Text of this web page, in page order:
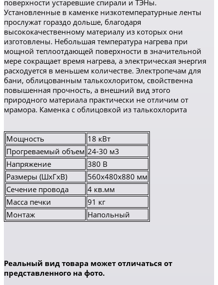
поверхности устаревшие спирали и ТЭНы.
Установленные в каменке низкотемпературные ленты
прослужат гораздо дольше, благодаря
высококачественному материалу из которых они
изготовлены. Небольшая температура нагрева при
мощной теплоотдающей поверхности в значительной
мере сокращает время нагрева, а электрическая энергия
расходуется в меньшем количестве. Электропечам для
бани, облицованным талькохлоритом, свойственна
повышенная прочность, а внешний вид этого
природного материала практически не отличим от
мрамора. Каменка с облицовкой из талькохлорита
Мощность
18 кВт
Прогреваемый объем 24-30 м3
Напряжение
380 В
Размеры (ШхГхВ)
560х480х880 мм
Сечение провода
4 кв.мм
Масса печки
91 кг
Монтаж
Напольный
Реальный вид товара может отличаться от
представленного на фото.